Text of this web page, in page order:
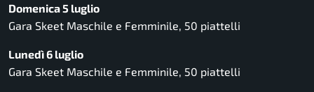
Domenica 5 luglio
Gara Skeet Maschile e Femminile, 50 piattelli
Lunedì 6 luglio
Gara Skeet Maschile e Femminile, 50 piattelli